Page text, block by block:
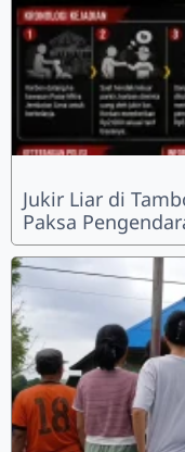
Jukir Liar di
Paksa